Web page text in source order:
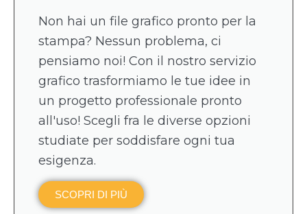
Non hai un file grafico pronto per la
stampa? Nessun problema, ci
pensiamo noi! Con il nostro servizio
grafico trasformiamo le tue idee in
un progetto professionale pronto
all'uso! Scegli fra le diverse opzioni
studiate per soddisfare ogni tua
esigenza.
SCOPRI DI PIÙ